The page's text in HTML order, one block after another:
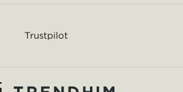
Trustpilot